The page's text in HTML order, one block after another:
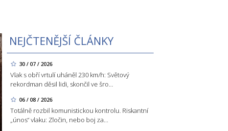
NEJČTENĚJŠÍ ČLÁNKY
30 / 07 / 2026
Vlak s obří vrtulí uháněl 230 km/h: Světový
rekordman děsil lidi, skončil ve šro…
06 / 08 / 2026
Totálně rozbil komunistickou kontrolu. Riskantní
„únos“ vlaku: Zločin, nebo boj za…